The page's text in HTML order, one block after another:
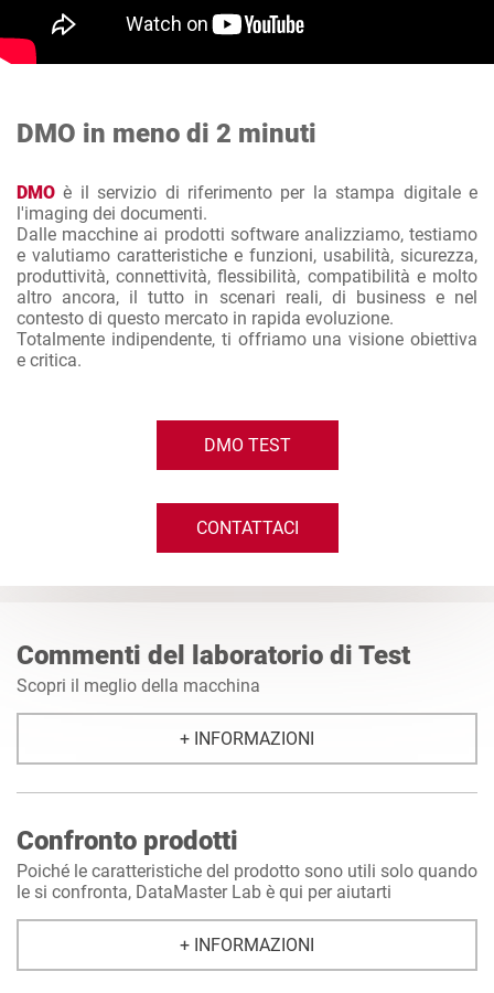
DMO in meno di 2 minuti
DMO è il servizio di riferimento per la stampa digitale e
l'imaging dei documenti.
Dalle macchine ai prodotti software analizziamo, testiamo
e valutiamo caratteristiche e funzioni, usabilità, sicurezza,
produttività, connettività, flessibilità, compatibilità e molto
altro ancora, il tutto in scenari reali, di business e nel
contesto di questo mercato in rapida evoluzione.
Totalmente indipendente, ti offriamo una visione obiettiva
e critica.
DMO TEST
CONTATTACI
Commenti del laboratorio di Test
Scopri il meglio della macchina
+ INFORMAZIONI
Confronto prodotti
Poiché le caratteristiche del prodotto sono utili solo quando
le si confronta, DataMaster Lab è qui per aiutarti
+ INFORMAZIONI